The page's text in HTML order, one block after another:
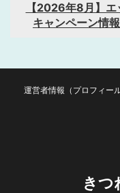
【2026年8月】エ
キャンペーン情
運営者情報（プロフィール
きつ